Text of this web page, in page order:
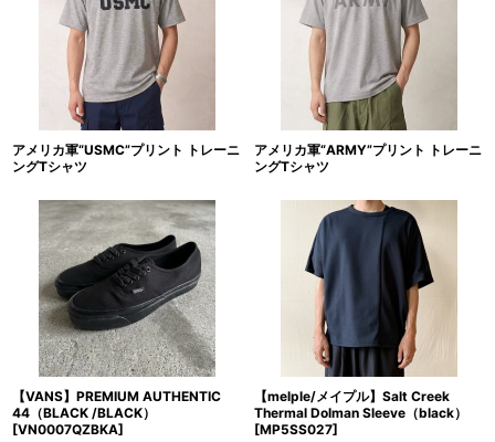
アメリカ軍“USMC”プリント トレーニ
ングTシャツ
アメリカ軍“ARMY”プリント トレーニ
ングTシャツ
【VANS】PREMIUM AUTHENTIC
44（BLACK /BLACK）
[VN0007QZBKA]
【melple/メイプル】Salt Creek
Thermal Dolman Sleeve（black）
[MP5SS027]